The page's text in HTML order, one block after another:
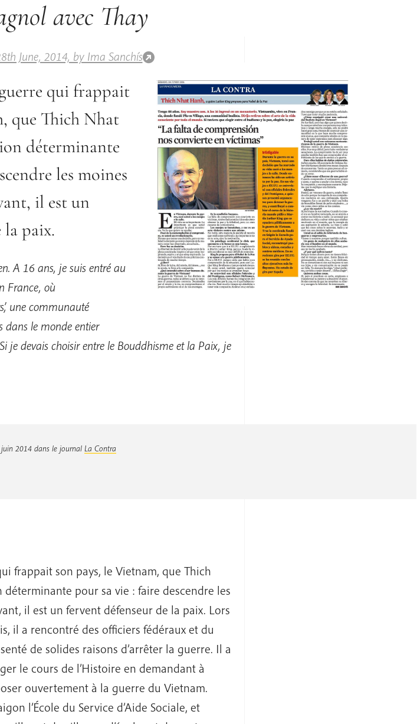
avec Thay
June, 2014, by Ima Sanchís
qui frappait
que Thich Nhat
déterminante
les moines
il est un
la paix.
A 16 ans, je suis entré au
France, où
une communauté
dans le monde entier
je devais choisir entre le Bouddhisme et la Paix, je
juin 2014 dans le journalLa Contra
frappait son pays, le Vietnam, que Thich
pour sa vie : faire descendre les
il est un fervent défenseur de la paix. Lors
il a rencontré des officiers fédéraux et du
de solides raisons d’arrêter la guerre. Il a
le cours de l’Histoire en demandant à
ouvertement à la guerre du Vietnam.
l’École du Service d’Aide Sociale, et